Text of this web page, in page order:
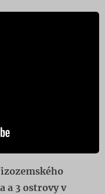
a 3 ostrovy v